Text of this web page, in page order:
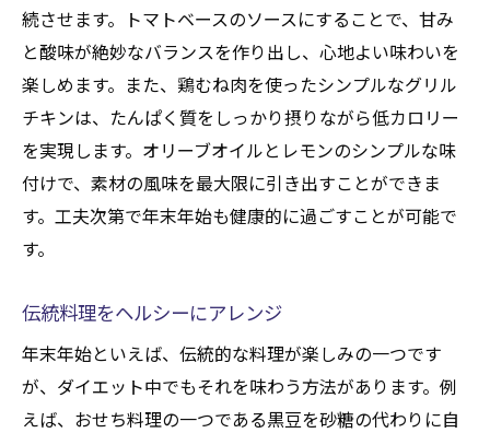
続させます。トマトベースのソースにすることで、甘み
と酸味が絶妙なバランスを作り出し、心地よい味わいを
楽しめます。また、鶏むね肉を使ったシンプルなグリル
チキンは、たんぱく質をしっかり摂りながら低カロリー
を実現します。オリーブオイルとレモンのシンプルな味
付けで、素材の風味を最大限に引き出すことができま
す。工夫次第で年末年始も健康的に過ごすことが可能で
す。
伝統料理をヘルシーにアレンジ
年末年始といえば、伝統的な料理が楽しみの一つです
が、ダイエット中でもそれを味わう方法があります。例
えば、おせち料理の一つである黒豆を砂糖の代わりに自